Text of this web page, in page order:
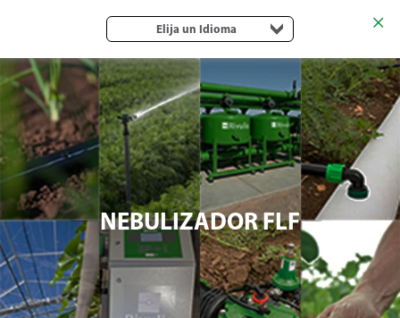
Elija un Idioma
NEBULIZADOR FLF